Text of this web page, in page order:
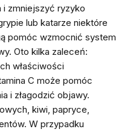
zmniejszyć ryzyko
lub katarze niektóre
pomóc wzmocnić system
Oto kilka zaleceń:
właściwości
C może pomóc
i złagodzić objawy.
kiwi, papryce,
W przypadku